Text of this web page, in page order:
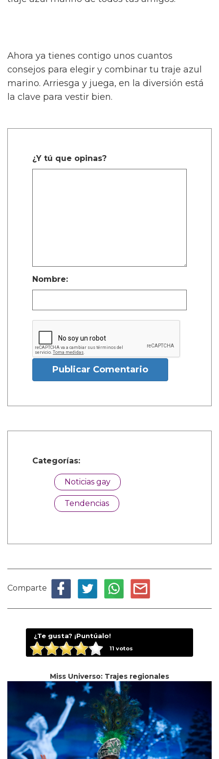
Ahora ya tienes contigo unos cuantos
consejos para elegir y combinar tu traje azul
marino. Arriesga y juega, en la diversión está
la clave para vestir bien.
¿Y tú que opinas?
Nombre:
Publicar Comentario
Categorías:
Noticias gay
Tendencias
Comparte
¿Te gusta? ¡Puntúalo!
11 votos
Miss Universo: Trajes regionales